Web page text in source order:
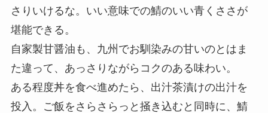
さりいけるな。いい意味での鯖のいい青くささが
堪能できる。
自家製甘醤油も、 九州でお馴染みの甘いのとはま
た違って、あっさりながらコクのある味わい。
ある程度丼を食べ進めたら、出汁茶漬けの出汁を
投入。ご飯をさらさらっと掻き込むと同時に、 鯖